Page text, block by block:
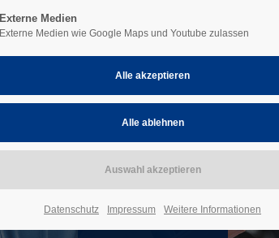
HU/AU
Externe Medien
Externe Medien wie Google Maps und Youtube zulassen
Datenschutz Impressum Weitere Informationen